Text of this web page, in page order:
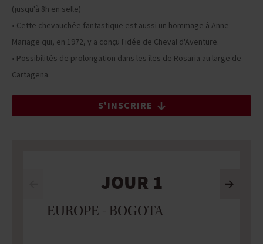
(jusqu'à 8h en selle)
• Cette chevauchée fantastique est aussi un hommage à Anne
Mariage qui, en 1972, y a conçu l'idée de Cheval d'Aventure.
• Possibilités de prolongation dans les îles de Rosaria au large de
Cartagena.
S'INSCRIRE
JOUR 1
EUROPE - BOGOTA